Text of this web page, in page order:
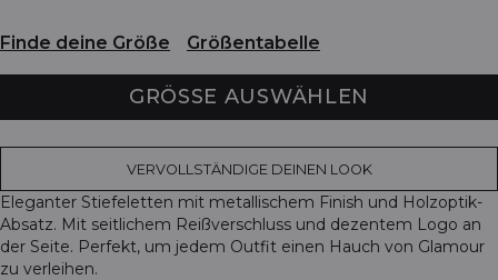
Finde deine Größe Größentabelle
GRÖSSE AUSWÄHLEN
VERVOLLSTÄNDIGE DEINEN LOOK
Eleganter Stiefeletten mit metallischem Finish und Holzoptik-
Absatz. Mit seitlichem Reißverschluss und dezentem Logo an
der Seite. Perfekt, um jedem Outfit einen Hauch von Glamour
zu verleihen.